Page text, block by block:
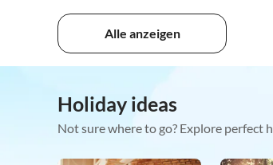
Alle anzeigen
Holiday ideas
Not sure where to go? Explore perfect